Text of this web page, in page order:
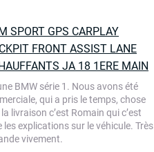
SPORT GPS CARPLAY
FRONT ASSIST LANE
JA 18 1ERE MAIN
BMW série 1. Nous avons été
qui a pris le temps, chose
livraison c’est Romain qui c’est
explications sur le véhicule. Très
vivement.